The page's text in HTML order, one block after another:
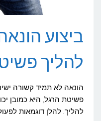
ביצוע
להליך
הונאה לא תמיד קשורה
פשיטת הרגל, היא כמובן
להליך. להלן דוגמאות